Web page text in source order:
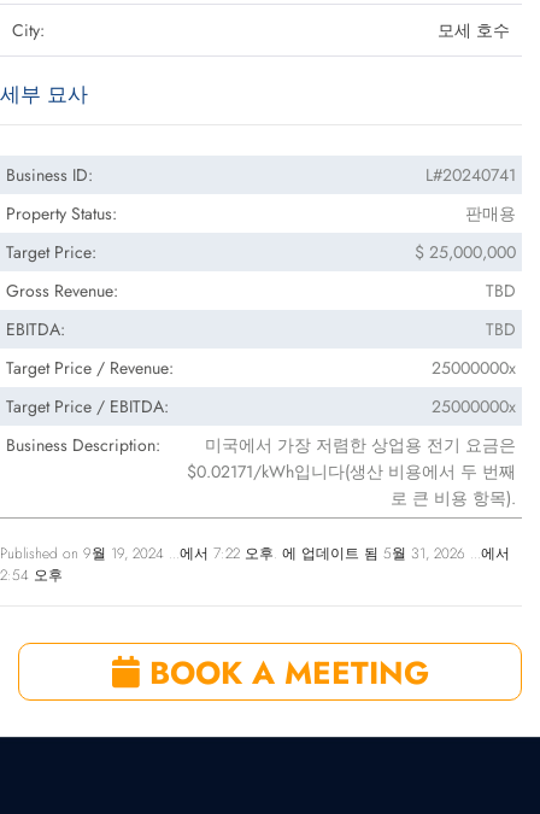
City: 모세 호수
세부 묘사
Business ID:
L#20240741
Property Status:
판매용
Target Price:
$ 25,000,000
Gross Revenue:
TBD
EBITDA:
TBD
Target Price / Revenue:
25000000x
Target Price / EBITDA:
25000000x
Business Description:
미국에서 가장 저렴한 상업용 전기 요금은
$0.02171/kWh입니다(생산 비용에서 두 번째
로 큰 비용 항목).
Published on 9월 19, 2024 ...에서 7:22 오후. 에 업데이트 됨 5월 31, 2026 ...에서
2:54 오후
BOOK A MEETING